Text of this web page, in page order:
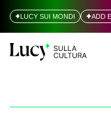
LUCY SUI MONDI ADD